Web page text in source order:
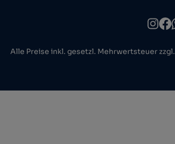
Alle Preise inkl. gesetzl. Mehrwertsteuer zzgl.